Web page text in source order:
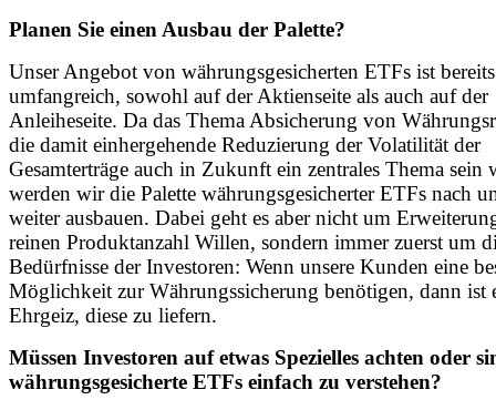
Planen Sie einen Ausbau der Palette?
Unser Angebot von währungsgesicherten ETFs ist
umfangreich, sowohl auf der Aktienseite als auch auf der
Anleiheseite. Da das Thema Absicherung von
die damit einhergehende Reduzierung der Volatilität der
Gesamterträge auch in Zukunft ein zentrales Thema sein
werden wir die Palette währungsgesicherter ETFs nach
weiter ausbauen. Dabei geht es aber nicht um
reinen Produktanzahl Willen, sondern immer zuerst um
Bedürfnisse der Investoren: Wenn unsere Kunden eine
Möglichkeit zur Währungssicherung benötigen, dann ist
Ehrgeiz, diese zu liefern.
Müssen Investoren auf etwas Spezielles achten oder
währungsgesicherte ETFs einfach zu verstehen?